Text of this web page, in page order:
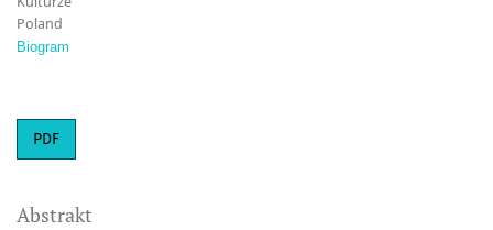
Poland
Biogram
PDF
Abstrakt